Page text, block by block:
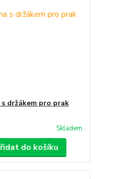
držákem pro prak
Skladem
do košíku